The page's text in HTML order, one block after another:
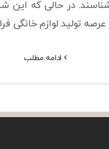
در حالی که این
تولید لوازم خانگی
ادامه مطلب